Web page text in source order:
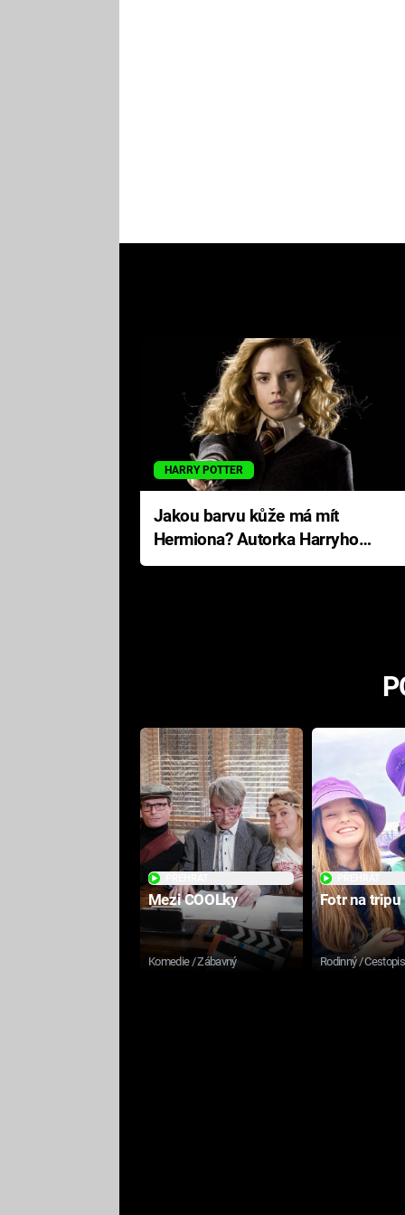
HARRY POTTER
Jakou barvu kůže má mít
Hermiona? Autorka Harryho
Pottera přišla s ráznou
Mezi COOLky
Komedie / Zábavný
Fotr na tripu
Rodinný /